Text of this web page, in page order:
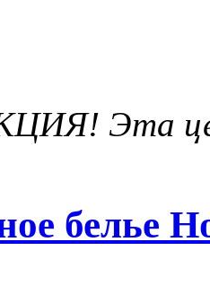
Эта
белье